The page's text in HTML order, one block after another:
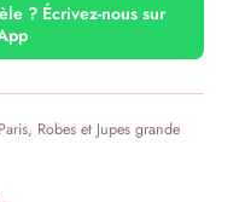
? Écrivez-nous sur
, Robes et Jupes grande